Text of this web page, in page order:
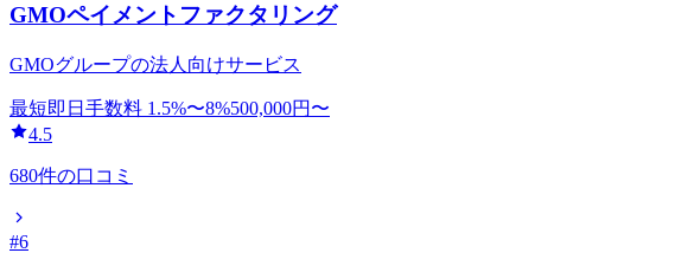
GMOペイメントファクタリング
GMOグループの法人向けサービス
最短即日 手数料 1.5%〜8%500,000円〜
4.5
680件の口コミ
#6